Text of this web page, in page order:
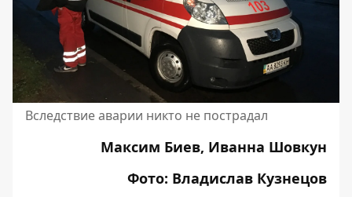
Вследствие аварии никто не пострадал
Максим Биев, Иванна Шовкун
Фото: Владислав Кузнецов